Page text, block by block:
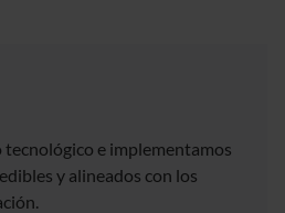
e implementamos
y alineados con los